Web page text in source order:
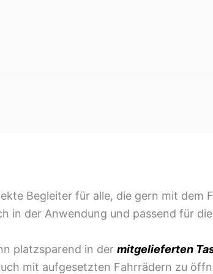
Begleiter für alle, die gern mit dem
in der Anwendung und passend für
platzsparend in der mitgelieferten
mit aufgesetzten Fahrrädern zu